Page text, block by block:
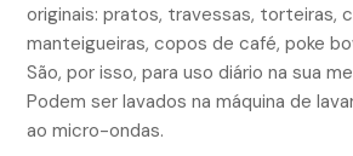
originais: pratos, travessas, torteiras,
manteigueiras, copos de café, poke
São, por isso, para uso diário na sua
Podem ser lavados na máquina de
ao micro-ondas.